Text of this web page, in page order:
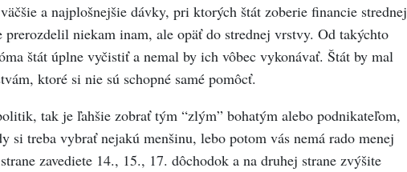
a najplošnejšie dávky, pri ktorých štát zoberie financie strednej
prerozdelil niekam inam, ale opäť do strednej vrstvy. Od takýchto
štát úplne vyčistiť a nemal by ich vôbec vykonávať. Štát by mal
ktoré si nie sú schopné samé pomôcť.
tak je ľahšie zobrať tým “zlým” bohatým alebo podnikateľom,
si treba vybrať nejakú menšinu, lebo potom vás nemá rado menej
zavediete 14., 15., 17. dôchodok a na druhej strane zvýšite